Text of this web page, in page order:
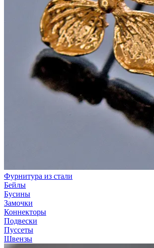
Фурнитура из стали
Бейлы
Бусины
Замочки
Коннекторы
Подвески
Пуссеты
Швензы